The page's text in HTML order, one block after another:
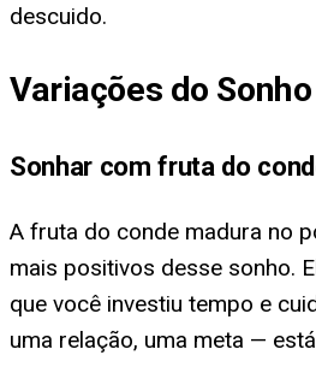
descuido.
Variações do Sonho
Sonhar com fruta do
A fruta do conde madura no
mais positivos desse sonho.
que você investiu tempo e
uma relação, uma meta —